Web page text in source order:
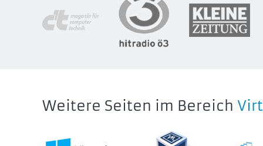
Weitere Seiten im Bereich